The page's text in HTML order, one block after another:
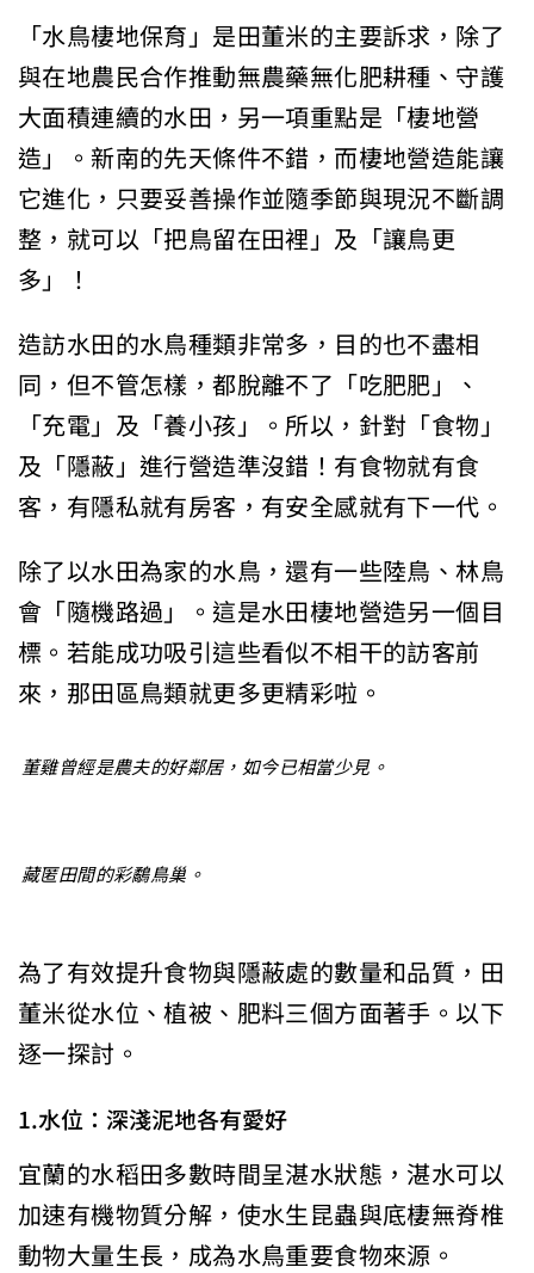
「水鳥棲地保育」是田董米的主要訴求，除了
與在地農民合作推動無農藥無化肥耕種、守護
大面積連續的水田，另一項重點是「棲地營
造」。新南的先天條件不錯，而棲地營造能讓
它進化，只要妥善操作並隨季節與現況不斷調
整，就可以「把鳥留在田裡」及「讓鳥更
多」！
造訪水田的水鳥種類非常多，目的也不盡相
同，但不管怎樣，都脫離不了「吃肥肥」、
「充電」及「養小孩」。所以，針對「食物」
及「隱蔽」進行營造準沒錯！有食物就有食
客，有隱私就有房客，有安全感就有下一代。
除了以水田為家的水鳥，還有一些陸鳥、林鳥
會「隨機路過」。這是水田棲地營造另一個目
標。若能成功吸引這些看似不相干的訪客前
來，那田區鳥類就更多更精彩啦。
董雞曾經是農夫的好鄰居，如今已相當少見。
藏匿田間的彩鷸鳥巢。
為了有效提升食物與隱蔽處的數量和品質，田
董米從水位、植被、肥料三個方面著手。以下
逐一探討。
1.水位：深淺泥地各有愛好
宜蘭的水稻田多數時間呈湛水狀態，湛水可以
加速有機物質分解，使水生昆蟲與底棲無脊椎
動物大量生長，成為水鳥重要食物來源。